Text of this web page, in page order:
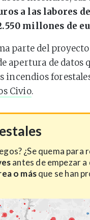
a las labores
millones de
parte del proyecto
de datos
incendios
Civio.
¿Se quema para
antes de empezar
o másque se han